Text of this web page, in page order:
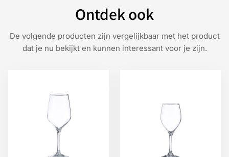
Ontdek ook
De volgende producten zijn vergelijkbaar met het product
dat je nu bekijkt en kunnen interessant voor je zijn.